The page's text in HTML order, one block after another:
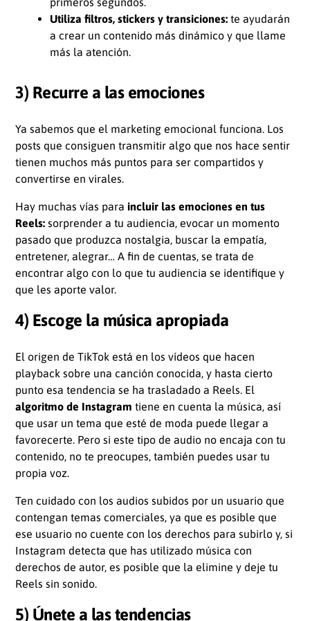
Utiliza filtros, stickers y transiciones: te ayudarán
a crear un contenido más dinámico y que llame
más la atención.
3) Recurre a las emociones
Ya sabemos que el marketing emocional funciona. Los
posts que consiguen transmitir algo que nos hace sentir
tienen muchos más puntos para ser compartidos y
convertirse en virales.
Hay muchas vías para incluir las emociones en tus
Reels: sorprender a tu audiencia, evocar un momento
pasado que produzca nostalgia, buscar la empatía,
entretener, alegrar… A fin de cuentas, se trata de
encontrar algo con lo que tu audiencia se identifique y
que les aporte valor.
4) Escoge la música apropiada
El origen de TikTok está en los vídeos que hacen
playback sobre una canción conocida, y hasta cierto
punto esa tendencia se ha trasladado a Reels. El
algoritmo de Instagramtiene en cuenta la música, así
que usar un tema que esté de moda puede llegar a
favorecerte. Pero si este tipo de audio no encaja con tu
contenido, no te preocupes, también puedes usar tu
propia voz.
Ten cuidado con los audios subidos por un usuario que
contengan temas comerciales, ya que es posible que
ese usuario no cuente con los derechos para subirlo y, si
Instagram detecta que has utilizado música con
derechos de autor, es posible que la elimine y deje tu
Reels sin sonido.
5) Únete a las tendencias